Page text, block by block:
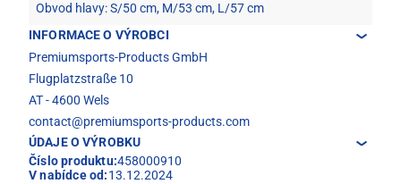
Obvod hlavy: S/50 cm, M/53 cm, L/57 cm
INFORMACE O VÝROBCI
Premiumsports-Products GmbH
Flugplatzstraße 10
AT - 4600 Wels
contact@premiumsports-products.com
ÚDAJE O VÝROBKU
Číslo produktu:458000910
V nabídce od:13.12.2024